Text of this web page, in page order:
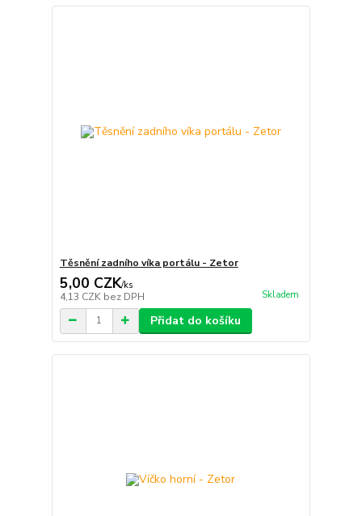
Těsnění zadního víka portálu - Zetor
5,00 CZK/ks
4,13 CZK bez DPH Skladem
Přidat do košíku